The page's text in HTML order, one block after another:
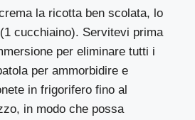
la ricotta ben scolata, lo
cucchiaino). Servitevi prima
per eliminare tutti i
per ammorbidire e
in frigorifero fino al
in modo che possa